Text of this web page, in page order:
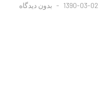
1390-03-02 بدون دیدگاه